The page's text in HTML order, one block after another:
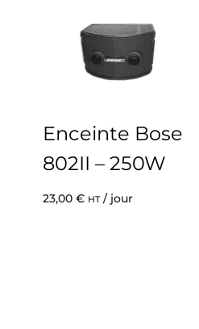
Enceinte Bose
802II – 250W
23,00 € HT/ jour